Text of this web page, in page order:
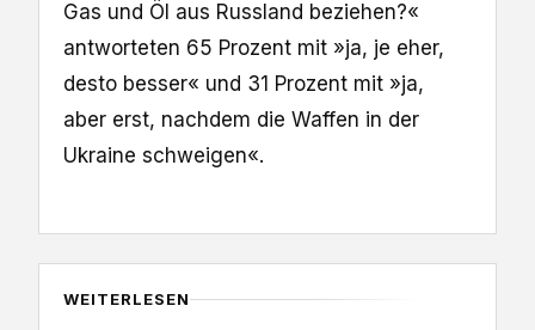
Gas und Öl aus Russland beziehen?«
antworteten 65 Prozent mit »ja, je eher,
desto besser« und 31 Prozent mit »ja,
aber erst, nachdem die Waffen in der
Ukraine schweigen«.
WEITERLESEN